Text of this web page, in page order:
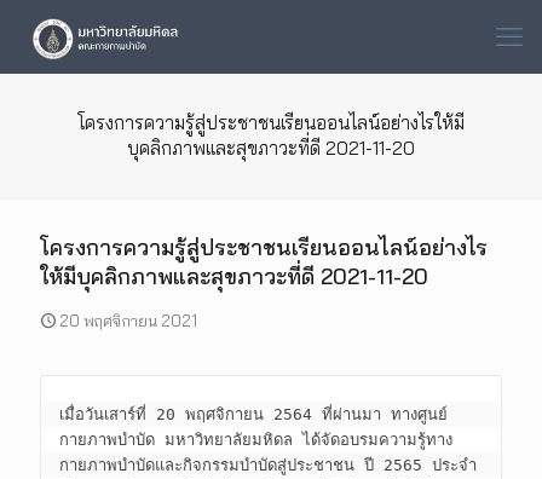
โครงการความรู้สู่ประชาชนเรียนออนไลน์อย่างไรให้มี
บุคลิกภาพและสุขภาวะที่ดี 2021-11-20
โครงการความรู้สู่ประชาชนเรียนออนไลน์อย่างไร
ให้มีบุคลิกภาพและสุขภาวะที่ดี 2021-11-20
20 พฤศจิกายน 2021
เมื่อวันเสาร์ที่ 20 พฤศจิกายน 2564 ที่ผ่านมา ทางศูนย์
กายภาพบำบัด มหาวิทยาลัยมหิดล ได้จัดอบรมความรู้ทาง
กายภาพบำบัดและกิจกรรมบำบัดสู่ประชาชน ปี 2565 ประจำ